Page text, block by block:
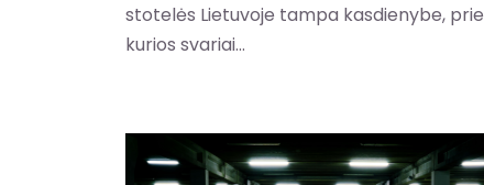
stotelės Lietuvoje tampa kasdienybe, prie
kurios svariai...